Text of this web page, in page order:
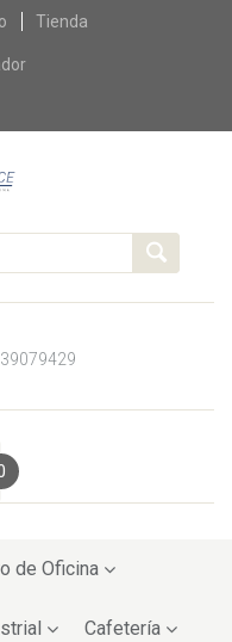
Tienda
de Oficina
Cafetería